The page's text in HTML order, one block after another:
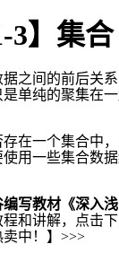
3】集合
之间的前后关
单纯的聚集在
在一个集合中
用一些集合数
写教材《深入
和讲解，点击
中！】>>>